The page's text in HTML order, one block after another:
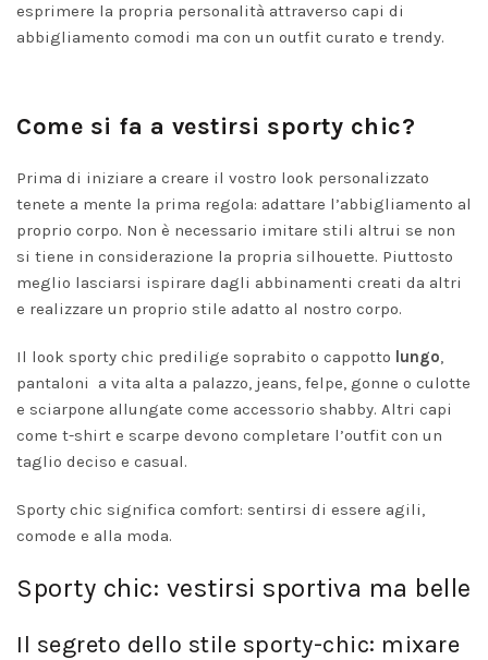
esprimere la propria personalità attraverso capi di
abbigliamento comodi ma con un outfit curato e trendy.
Come si fa a vestirsi sporty chic?
Prima di iniziare a creare il vostro look personalizzato
tenete a mente la prima regola: adattare l’abbigliamento al
proprio corpo. Non è necessario imitare stili altrui se non
si tiene in considerazione la propria silhouette. Piuttosto
meglio lasciarsi ispirare dagli abbinamenti creati da altri
e realizzare un proprio stile adatto al nostro corpo.
Il look sporty chic predilige soprabito o cappotto lungo,
pantaloni a vita alta a palazzo, jeans, felpe, gonne o culotte
e sciarpone allungate come accessorio shabby. Altri capi
come t-shirt e scarpe devono completare l’outfit con un
taglio deciso e casual.
Sporty chic significa comfort: sentirsi di essere agili,
comode e alla moda.
Sporty chic: vestirsi sportiva ma belle
Il segreto dello stile sporty-chic: mixare